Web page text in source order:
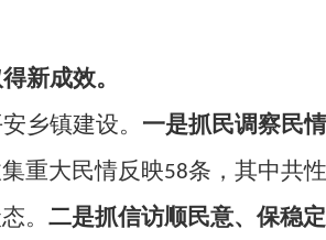
新成效。
乡镇建设。 一是抓民调察民
重大民情反映58条，其中共
。 二是抓信访顺民意、保稳定